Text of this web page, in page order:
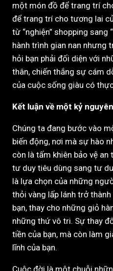
một món đồ để trang trí
để trang trí cho tương lai
từ “nghiện” shopping sang
hành trình gian nan nhưng
hỏi bạn phải đối diện với
thân, chiến thắng sự cám
của cuộc sống giàu có
Kết luận về một kỷ
Chúng ta đang bước vào
biến động, nơi mà sự hào
còn là tấm khiên bảo vệ
tư duy tiêu dùng sang tư
là lựa chọn của những
thỏi vàng lấp lánh trở
bạn, thay cho những giỏ
những thứ vô tri. Sự thay
tiền của bạn, mà còn làm
lĩnh của bạn.